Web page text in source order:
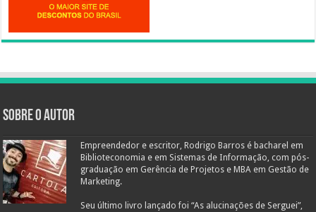
Sobre o autor
Empreendedor e escritor, Rodrigo Barros é bacharel em
Biblioteconomia e em Sistemas de Informação, com pós-
graduação em Gerência de Projetos e MBA em Gestão de
Marketing.
Seu último livro lançado foi “As alucinações de Serguei”,